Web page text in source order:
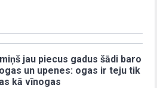
jau piecus gadus šādi baro
un upenes: ogas ir teju tik
kā vīnogas